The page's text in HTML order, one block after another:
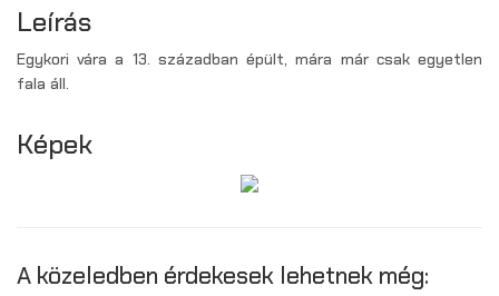
Leírás
Egykori vára a 13. században épült, mára már csak egyetlen
fala áll.
Képek
A közeledben érdekesek lehetnek még: